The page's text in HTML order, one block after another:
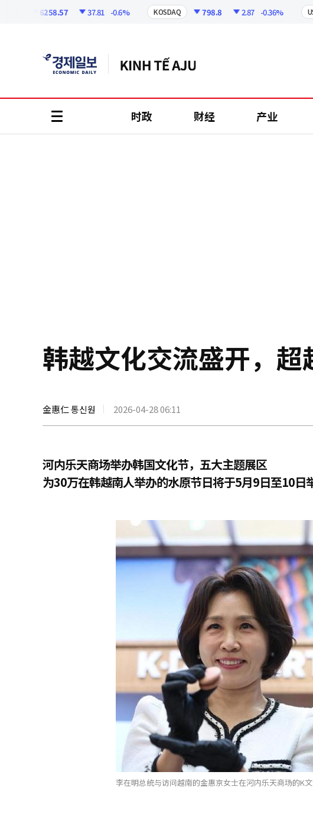
6258.57 37.81 -0.6% KOSDAQ 798.8 2.87 -0.36% USD
时政 财经 产业
韩越文化交流盛开，超
金惠仁 통신원 2026-04-28 06:11
河内乐天商场举办韩国文化节，五大主题展区
为30万在韩越南人举办的水原节日将于5月9日至10日
李在明总统与访问越南的金惠京女士在河内乐天商场的K